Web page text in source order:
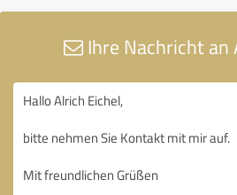
Ihre Nachricht an